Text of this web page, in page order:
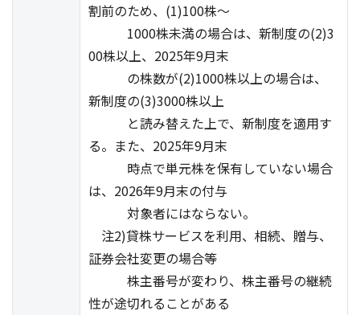
割前のため、(1)100株～
1000株未満の場合は、新制度の(2)3
00株以上、2025年9月末
の株数が(2)1000株以上の場合は、
新制度の(3)3000株以上
と読み替えた上で、新制度を適用す
る。また、2025年9月末
時点で単元株を保有していない場合
は、2026年9月末の付与
対象者にはならない。
注2)貸株サービスを利用、相続、贈与、
証券会社変更の場合等
株主番号が変わり、株主番号の継続
性が途切れることがある